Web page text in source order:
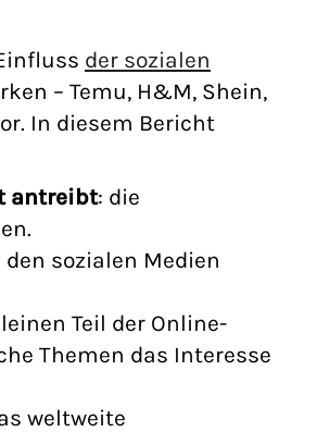
der sozialen
– Temu, H&M, Shein,
In diesem Bericht
antreibt: die
den sozialen Medien
Teil der Online-
Themen das Interesse
weltweite